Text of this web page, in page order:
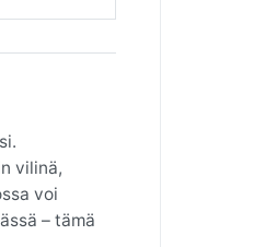
vilinä,
voi
– tämä